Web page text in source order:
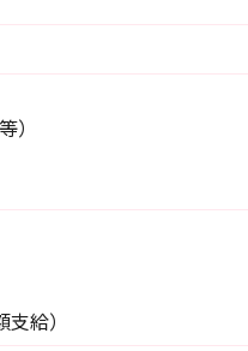
）
全額支給）